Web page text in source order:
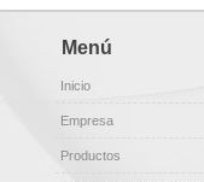
Menú
Inicio
Empresa
Productos